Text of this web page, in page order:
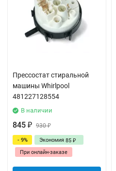
Прессостат стиральной
машины Whirlpool
481227128554
В наличии
845 ₽ 930₽
- 9% Экономия 85 ₽
При онлайн-заказе